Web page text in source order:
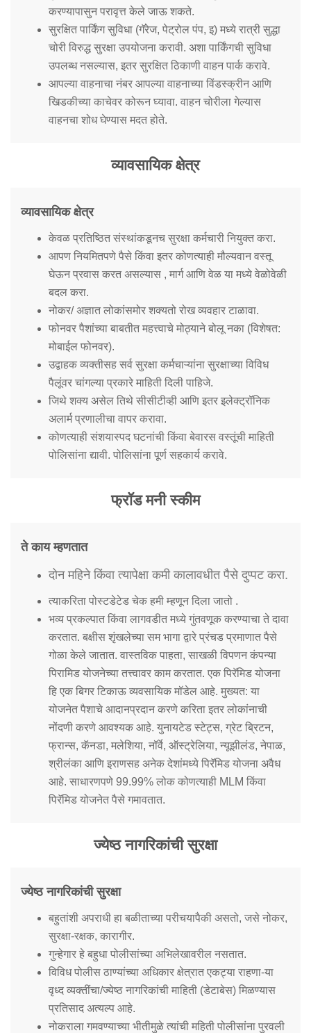
Police Foundation
Welfare Activities
Media Coverage
Press Release
Crime Review
Miscellaneous
Recruitment
Police Station Incharge
Divisional ACP′s
Senior Police Officers
Emergency Contacts
Feedback
करण्यापासुन परावृत्त केले जाऊ शकते.
सुरक्षित पार्किंग सुविधा (गॅरेज, पेट्रोल पंप, इ) मध्ये रात्री सुद्धा
चोरी विरुद्ध सुरक्षा उपयोजना करावी. अशा पार्किंगची सुविधा
उपलब्ध नसल्यास, इतर सुरक्षित ठिकाणी वाहन पार्क करावे.
आपल्या वाहनाचा नंबर आपल्या वाहनाच्या विंडस्क्रीन आणि
खिडकीच्या काचेवर कोरून घ्यावा. वाहन चोरीला गेल्यास
वाहनचा शोध घेण्यास मदत होते.
व्यावसायिक क्षेत्र
व्यावसायिक क्षेत्र
केवळ प्रतिष्ठित संस्थांकडूनच सुरक्षा कर्मचारी नियुक्त करा.
आपण नियमितपणे पैसे किंवा इतर कोणत्याही मौल्यवान वस्तू
घेऊन प्रवास करत असल्यास , मार्ग आणि वेळ या मध्ये वेळोवेळी
बदल करा.
नोकर/ अज्ञात लोकांसमोर शक्यतो रोख व्यवहार टाळावा.
फोनवर पैशांच्या बाबतीत महत्त्वाचे मोठ्याने बोलू नका (विशेषत:
मोबाईल फोनवर).
उद्वाहक व्यक्तीसह सर्व सुरक्षा कर्मचाऱ्यांना सुरक्षाच्या विविध
पैलूंवर चांगल्या प्रकारे माहिती दिली पाहिजे.
जिथे शक्य असेल तिथे सीसीटीव्ही आणि इतर इलेक्ट्रॉनिक
अलार्म प्रणालीचा वापर करावा.
कोणत्याही संशयास्पद घटनांची किंवा बेवारस वस्तूंची माहिती
पोलिसांना द्यावी. पोलिसांना पूर्ण सहकार्य करावे.
फ्रॉड मनी स्कीम
ते काय म्हणतात
दोन महिने किंवा त्यापेक्षा कमी कालावधीत पैसे दुप्पट करा.
त्याकरिता पोस्टडेटेड चेक हमी म्हणून दिला जातो .
भव्य प्रकल्पात किंवा लागवडीत मध्ये गुंतवणूक करण्याचा ते दावा
करतात. बक्षीस शृंखलेच्या सम भागा द्वारे प्रंचड प्रमाणात पैसे
गोळा केले जातात. वास्तविक पाहता, साखळी विपणन कंपन्या
पिरामिड योजनेच्या तत्त्वावर काम करतात. एक पिरॅमिड योजना
हि एक बिगर टिकाऊ व्यवसायिक मॉडेल आहे. मुख्यत: या
योजनेत पैशाचे आदानप्रदान करणे करिता इतर लोकांनाची
नोंदणी करणे आवश्यक आहे. युनायटेड स्टेट्स, ग्रेट ब्रिटन,
फ्रान्स, कॅनडा, मलेशिया, नॉर्वे, ऑस्ट्रेलिया, न्यूझीलंड, नेपाळ,
श्रीलंका आणि इराणसह अनेक देशांमध्ये पिरॅमिड योजना अवैध
आहे. साधारणपणे 99.99% लोक कोणत्याही MLM किंवा
पिरॅमिड योजनेत पैसे गमावतात.
ज्येष्ठ नागरिकांची सुरक्षा
ज्येष्ठ नागरिकांची सुरक्षा
बहुतांशी अपराधी हा बळीताच्या परीचयापैकी असतो, जसे नोकर,
सुरक्षा-रक्षक, कारागीर.
गुन्हेगार हे बहुधा पोलीसांच्या अभिलेखावरील नसतात.
विविध पोलीस ठाण्यांच्या अधिकार क्षेत्रात एकट्या राहणा-या
वृध्द व्यक्तींचा/ज्येष्ठ नागरिकांची माहिती (डेटाबेस) मिळण्यास
प्रतिसाद अत्यल्प आहे.
नोकराला गमवण्याच्या भीतीमुळे त्यांची महिती पोलीसांना पुरवली